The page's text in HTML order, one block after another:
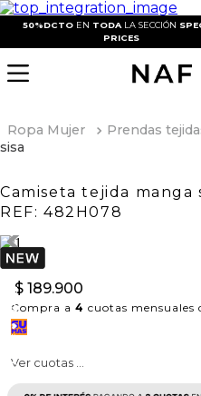
50%DCTO EN TODA LA SECCIÓN
PRICES
Ropa Mujer Prendas
sisa
Camiseta tejida manga
REF: 482H078
$ 189.900
Compra a 4 cuotas mensuales
Ver cuotas ...